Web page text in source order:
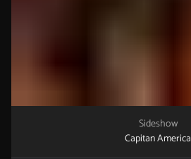
Sideshow
Capitan America